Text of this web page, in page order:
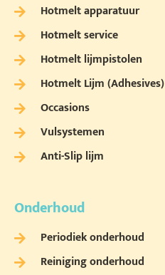
Hotmelt apparatuur
Hotmelt service
Hotmelt lijmpistolen
Hotmelt Lijm (Adhesives)
Occasions
Vulsystemen
Anti-Slip lijm
Onderhoud
Periodiek onderhoud
Reiniging onderhoud